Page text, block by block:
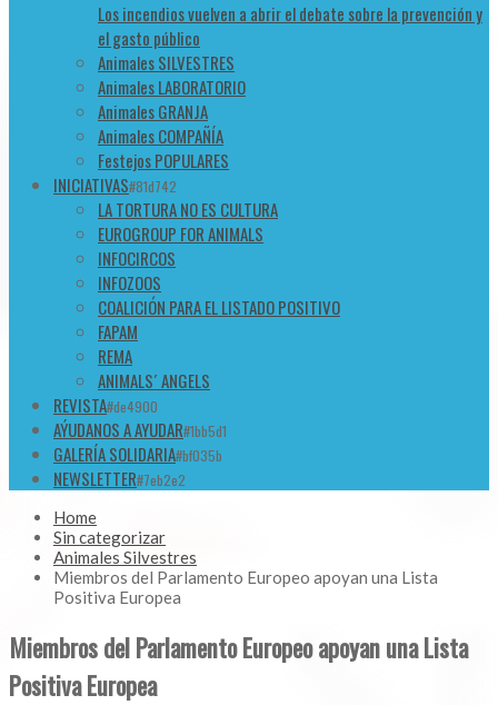
Los incendios vuelven a abrir el debate sobre la prevención y
el gasto público
Animales SILVESTRES
Animales LABORATORIO
Animales GRANJA
Animales COMPAÑÍA
Festejos POPULARES
INICIATIVAS#81d742
LA TORTURA NO ES CULTURA
EUROGROUP FOR ANIMALS
INFOCIRCOS
INFOZOOS
COALICIÓN PARA EL LISTADO POSITIVO
FAPAM
REMA
ANIMALS´ ANGELS
REVISTA#de4900
AÝUDANOS A AYUDAR#1bb5d1
GALERÍA SOLIDARIA#bf035b
NEWSLETTER#7eb2e2
Home
Sin categorizar
Animales Silvestres
Miembros del Parlamento Europeo apoyan una Lista
Positiva Europea
Miembros del Parlamento Europeo apoyan una Lista
Positiva Europea